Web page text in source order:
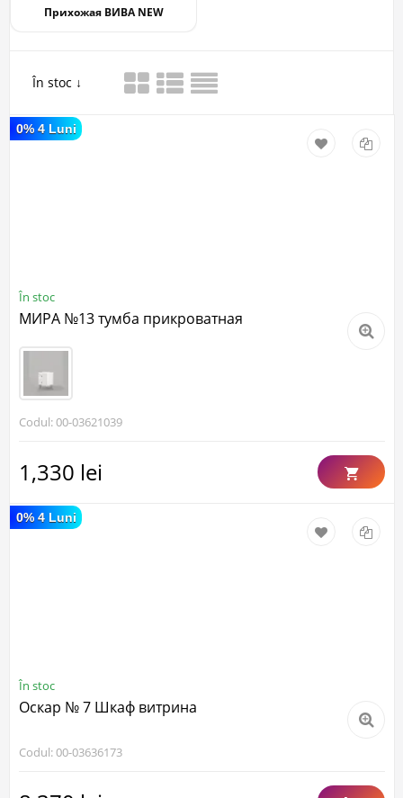
Прихожая ВИВА NEW
În stoc
În stoc
МИРА №13 тумба прикроватная
Codul: 00-03621039
1,330 lei
0% 4 Luni
În stoc
Оскар № 7 Шкаф витрина
Codul: 00-03636173
0% 4 Luni